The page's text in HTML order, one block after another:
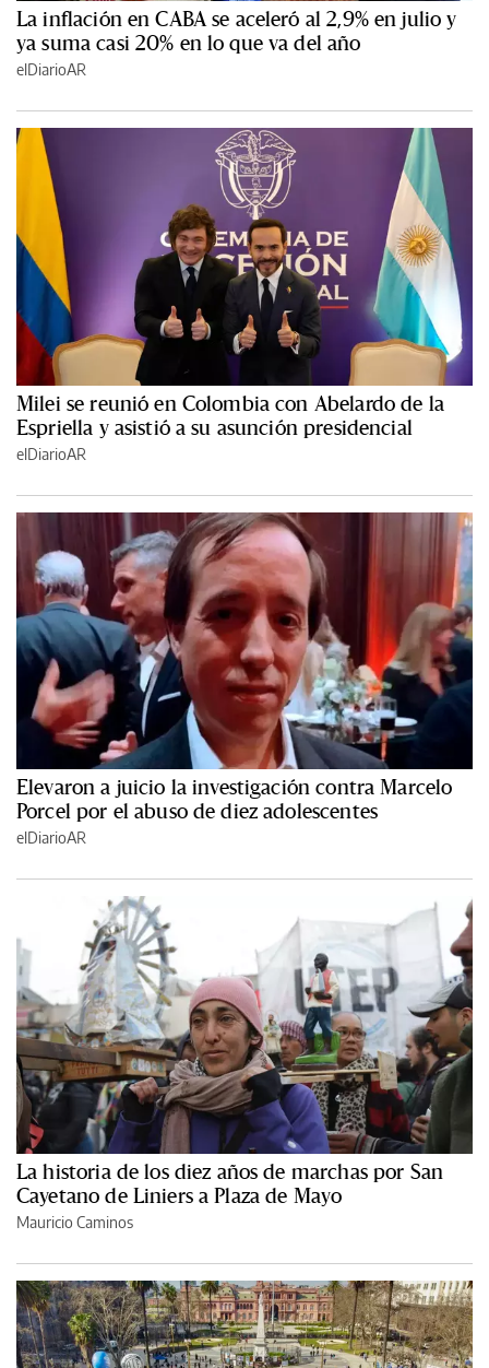
La inflación en CABA se aceleró al 2,9% en julio y
ya suma casi 20% en lo que va del año
elDiarioAR
Milei se reunió en Colombia con Abelardo de la
Espriella y asistió a su asunción presidencial
elDiarioAR
Elevaron a juicio la investigación contra Marcelo
Porcel por el abuso de diez adolescentes
elDiarioAR
La historia de los diez años de marchas por San
Cayetano de Liniers a Plaza de Mayo
Mauricio Caminos